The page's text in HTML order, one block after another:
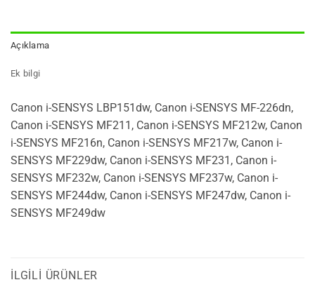
Açıklama
Ek bilgi
Canon i-SENSYS LBP151dw, Canon i-SENSYS MF-226dn,
Canon i-SENSYS MF211, Canon i-SENSYS MF212w, Canon
i-SENSYS MF216n, Canon i-SENSYS MF217w, Canon i-
SENSYS MF229dw, Canon i-SENSYS MF231, Canon i-
SENSYS MF232w, Canon i-SENSYS MF237w, Canon i-
SENSYS MF244dw, Canon i-SENSYS MF247dw, Canon i-
SENSYS MF249dw
İLGILI ÜRÜNLER